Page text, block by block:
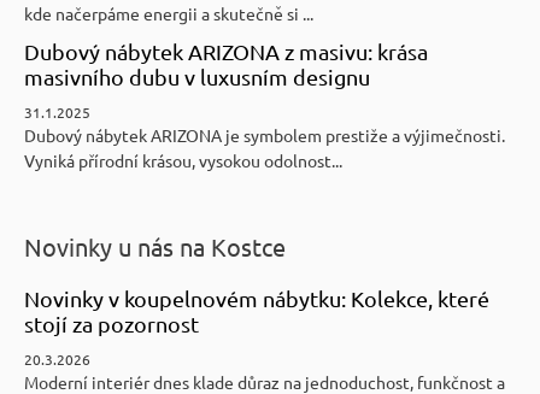
kde načerpáme energii a skutečně si ...
Dubový nábytek ARIZONA z masivu: krása
masivního dubu v luxusním designu
31.1.2025
Dubový nábytek ARIZONA je symbolem prestiže a výjimečnosti.
Vyniká přírodní krásou, vysokou odolnost...
Novinky u nás na Kostce
Novinky v koupelnovém nábytku: Kolekce, které
stojí za pozornost
20.3.2026
Moderní interiér dnes klade důraz na jednoduchost, funkčnost a